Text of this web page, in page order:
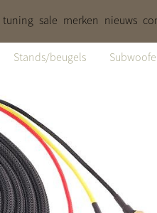
tuning sale merken nieuws
Stands/beugels